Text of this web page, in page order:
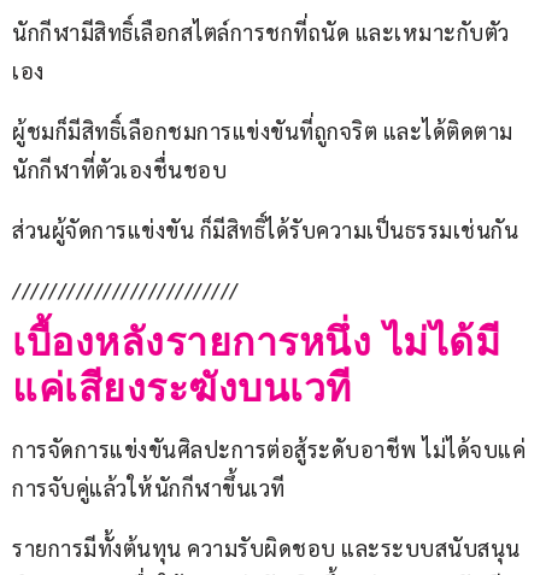
นักกีฬามีสิทธิ์เลือกสไตล์การชกที่ถนัด และเหมาะกับตัว
เอง
ผู้ชมก็มีสิทธิ์เลือกชมการแข่งขันที่ถูกจริต และได้ติดตาม
นักกีฬาที่ตัวเองชื่นชอบ
ส่วนผู้จัดการแข่งขัน ก็มีสิทธิ์ได้รับความเป็นธรรมเช่นกัน
/////////////////////////
เบื้องหลังรายการหนึ่ง ไม่ได้มี
แค่เสียงระฆังบนเวที
การจัดการแข่งขันศิลปะการต่อสู้ระดับอาชีพ ไม่ได้จบแค่
การจับคู่แล้วให้นักกีฬาขึ้นเวที
รายการมีทั้งต้นทุน ความรับผิดชอบ และระบบสนับสนุน